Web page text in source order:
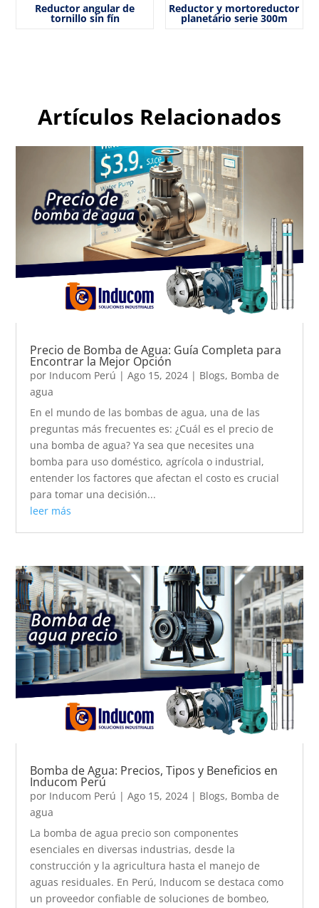
Reductor angular de
tornillo sin fín
Reductor y mortoreductor
planetário serie 300m
Artículos Relacionados
Precio de Bomba de Agua: Guía Completa para
Encontrar la Mejor Opción
por Inducom Perú |Ago 15, 2024 | Blogs, Bomba de
agua
En el mundo de las bombas de agua, una de las
preguntas más frecuentes es: ¿Cuál es el precio de
una bomba de agua? Ya sea que necesites una
bomba para uso doméstico, agrícola o industrial,
entender los factores que afectan el costo es crucial
para tomar una decisión...
leer más
Bomba de Agua: Precios, Tipos y Beneficios en
Inducom Perú
por Inducom Perú |Ago 15, 2024 | Blogs, Bomba de
agua
La bomba de agua precio son componentes
esenciales en diversas industrias, desde la
construcción y la agricultura hasta el manejo de
aguas residuales. En Perú, Inducom se destaca como
un proveedor confiable de soluciones de bombeo,